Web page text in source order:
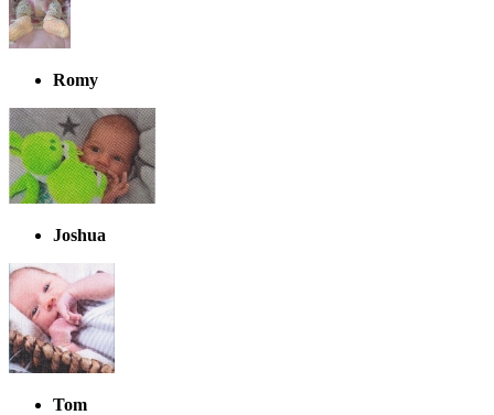
Romy
Joshua
Tom